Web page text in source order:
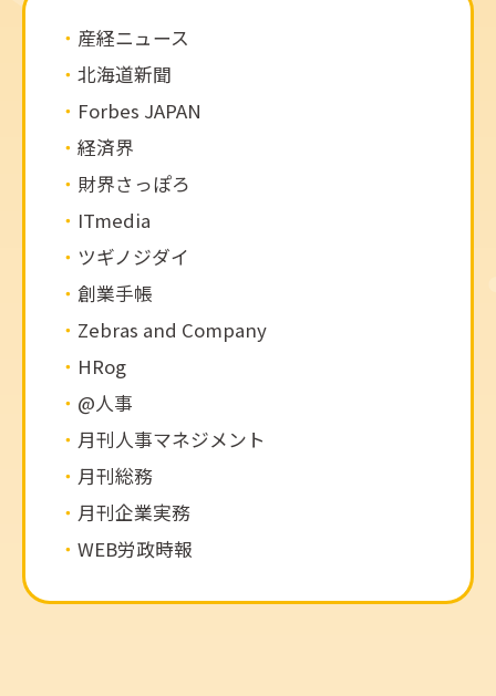
産経ニュース
北海道新聞
Forbes JAPAN
経済界
財界さっぽろ
ITmedia
ツギノジダイ
創業手帳
Zebras and Company
HRog
@人事
月刊人事マネジメント
月刊総務
月刊企業実務
WEB労政時報